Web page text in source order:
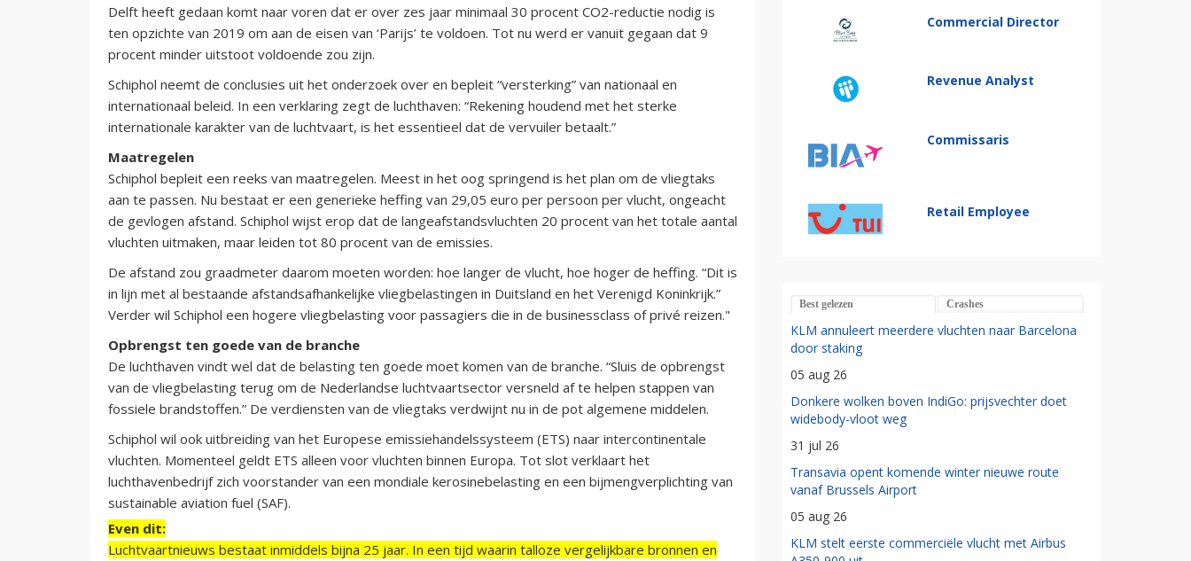
Delft heeft gedaan komt naar voren dat er over zes jaar minimaal 30 procent CO2-reductie nodig is
ten opzichte van 2019 om aan de eisen van ‘Parijs’ te voldoen. Tot nu werd er vanuit gegaan dat 9
procent minder uitstoot voldoende zou zijn.
Schiphol neemt de conclusies uit het onderzoek over en bepleit “versterking” van nationaal en
internationaal beleid. In een verklaring zegt de luchthaven: “Rekening houdend met het sterke
internationale karakter van de luchtvaart, is het essentieel dat de vervuiler betaalt.”
Maatregelen
Schiphol bepleit een reeks van maatregelen. Meest in het oog springend is het plan om de vliegtaks
aan te passen. Nu bestaat er een generieke heffing van 29,05 euro per persoon per vlucht, ongeacht
de gevlogen afstand. Schiphol wijst erop dat de langeafstandsvluchten 20 procent van het totale aantal
vluchten uitmaken, maar leiden tot 80 procent van de emissies.
De afstand zou graadmeter daarom moeten worden: hoe langer de vlucht, hoe hoger de heffing. “Dit is
in lijn met al bestaande afstandsafhankelijke vliegbelastingen in Duitsland en het Verenigd Koninkrijk.”
Verder wil Schiphol een hogere vliegbelasting voor passagiers die in de businessclass of privé reizen."
Opbrengst ten goede van de branche
De luchthaven vindt wel dat de belasting ten goede moet komen van de branche. “Sluis de opbrengst
van de vliegbelasting terug om de Nederlandse luchtvaartsector versneld af te helpen stappen van
fossiele brandstoffen.” De verdiensten van de vliegtaks verdwijnt nu in de pot algemene middelen.
Schiphol wil ook uitbreiding van het Europese emissiehandelssysteem (ETS) naar intercontinentale
vluchten. Momenteel geldt ETS alleen voor vluchten binnen Europa. Tot slot verklaart het
luchthavenbedrijf zich voorstander van een mondiale kerosinebelasting en een bijmengverplichting van
sustainable aviation fuel (SAF).
Even dit:
Luchtvaartnieuws bestaat inmiddels bijna 25 jaar. In een tijd waarin talloze vergelijkbare bronnen en
Commercial Director
Revenue Analyst
Commissaris
Retail Employee
Best gelezen Crashes
KLM annuleert meerdere vluchten naar Barcelona
door staking
05 aug 26
Donkere wolken boven IndiGo: prijsvechter doet
widebody-vloot weg
31 jul 26
Transavia opent komende winter nieuwe route
vanaf Brussels Airport
05 aug 26
KLM stelt eerste commerciële vlucht met Airbus